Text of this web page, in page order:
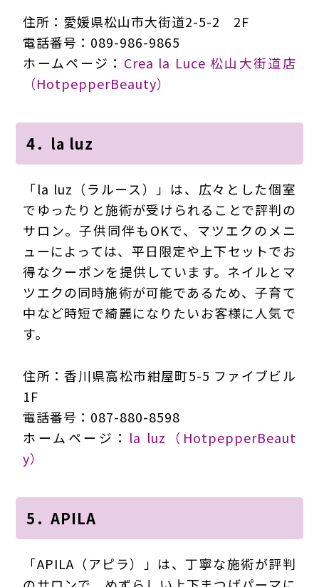
住所：愛媛県松山市大街道2-5-2 2F
電話番号：089-986-9865
ホームページ： Crea la Luce 松山大街道店
（HotpepperBeauty）
4．la luz
「la luz（ラルース）」は、広々とした個室
でゆったりと施術が受けられることで評判の
サロン。子供同伴もOKで、マツエクのメニ
ューによっては、平日限定や上下セットでお
得なクーポンを提供しています。ネイルとマ
ツエクの同時施術が可能であるため、子育て
中など時短で綺麗になりたいお客様に人気で
す。
住所：香川県高松市紺屋町5-5 ファイブビル
1F
電話番号：087-880-8598
ホームページ： la luz（HotpepperBeaut
y）
5．APILA
「APILA（アピラ）」は、丁寧な施術が評判